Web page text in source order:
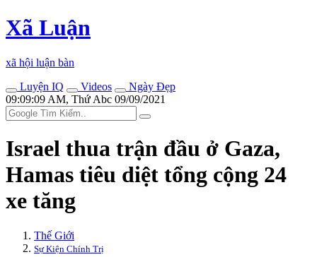
Xã Luận
xã hội luận bàn
Luyện IQ
Videos
Ngày Đẹp
09:09:09 AM, Thứ Abc 09/09/2021
Israel thua trận đầu ở Gaza,
Hamas tiêu diệt tổng cộng 24
xe tăng
Thế Giới
Sự Kiện Chính Trị